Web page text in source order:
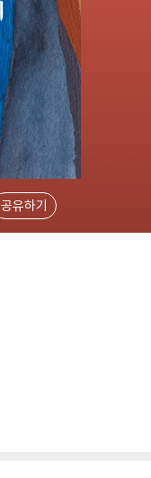
공유하기